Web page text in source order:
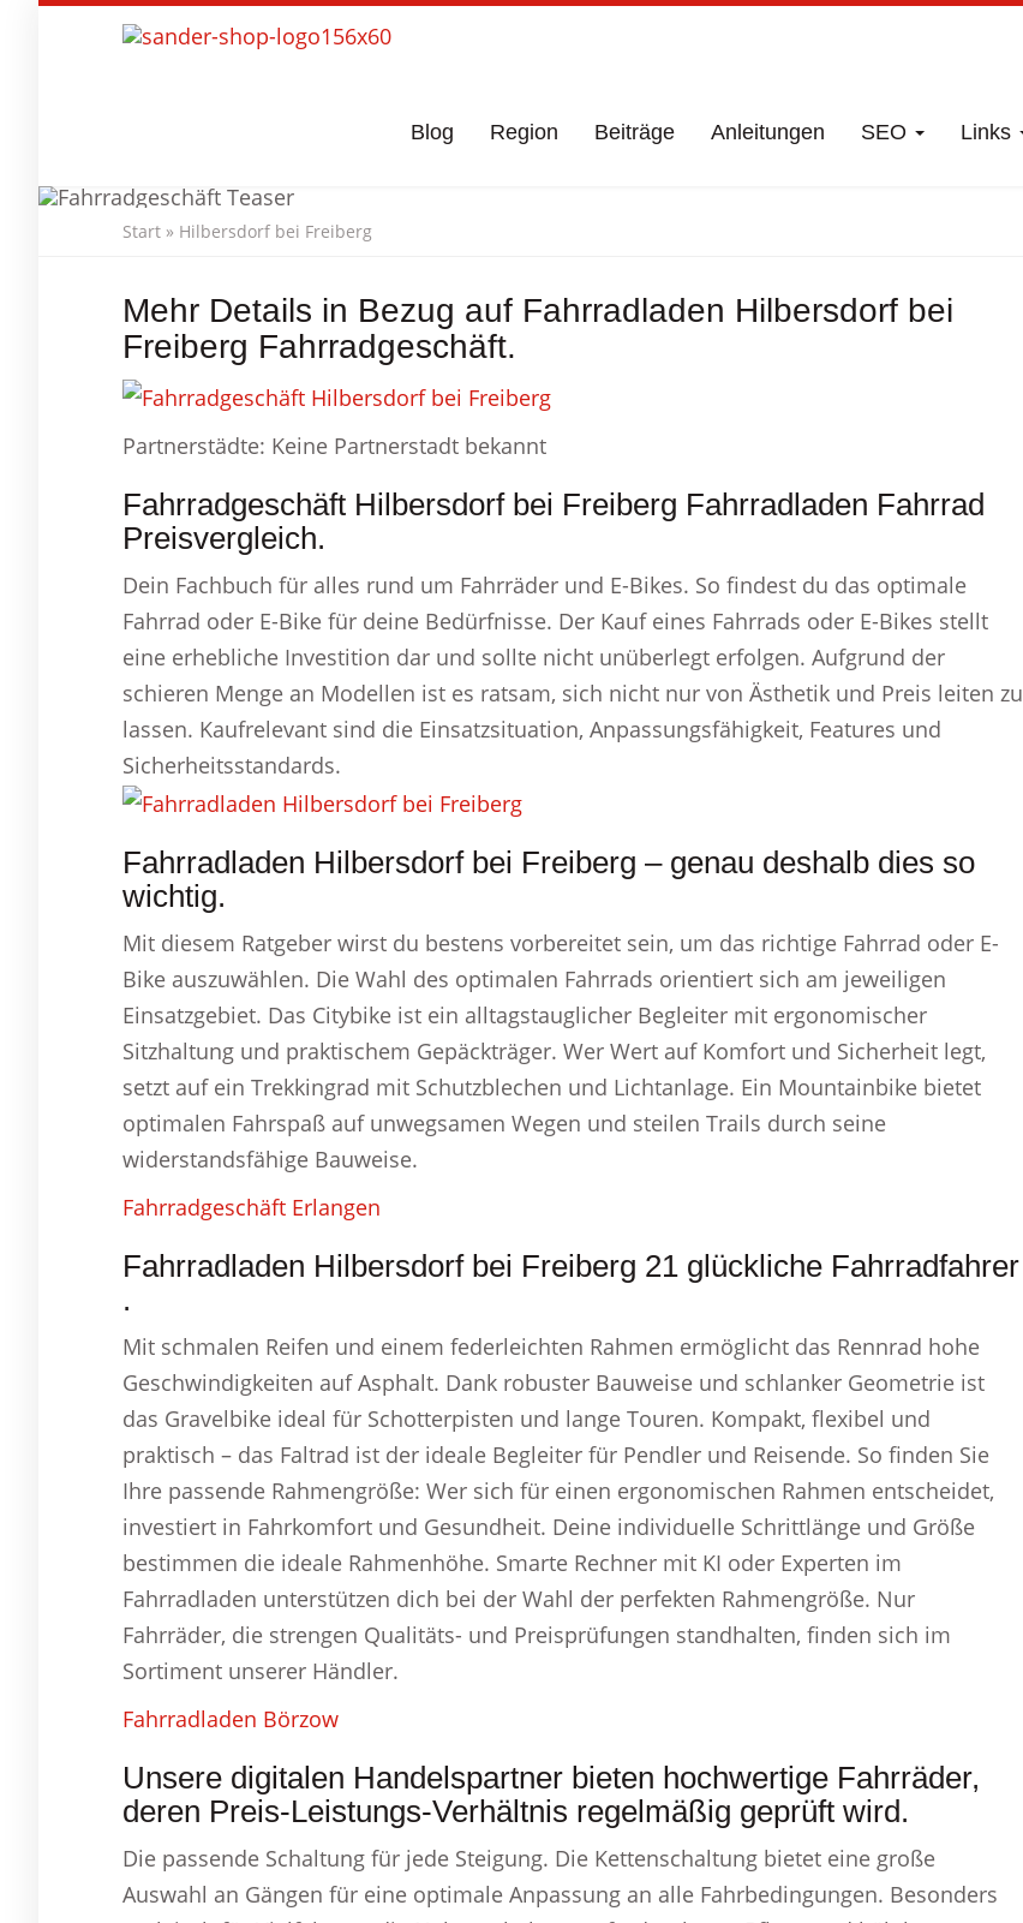
Blog Region Beiträge Anleitungen SEO Links
Start » Hilbersdorf bei Freiberg
Mehr Details in Bezug auf Fahrradladen Hilbersdorf bei
Freiberg Fahrradgeschäft.
Partnerstädte: Keine Partnerstadt bekannt
Fahrradgeschäft Hilbersdorf bei Freiberg Fahrradladen Fahrrad
Preisvergleich.
Dein Fachbuch für alles rund um Fahrräder und E-Bikes. So findest du das optimale
Fahrrad oder E-Bike für deine Bedürfnisse. Der Kauf eines Fahrrads oder E-Bikes stellt
eine erhebliche Investition dar und sollte nicht unüberlegt erfolgen. Aufgrund der
schieren Menge an Modellen ist es ratsam, sich nicht nur von Ästhetik und Preis leiten zu
lassen. Kaufrelevant sind die Einsatzsituation, Anpassungsfähigkeit, Features und
Sicherheitsstandards.
Fahrradladen Hilbersdorf bei Freiberg – genau deshalb dies so
wichtig.
Mit diesem Ratgeber wirst du bestens vorbereitet sein, um das richtige Fahrrad oder E-
Bike auszuwählen. Die Wahl des optimalen Fahrrads orientiert sich am jeweiligen
Einsatzgebiet. Das Citybike ist ein alltagstauglicher Begleiter mit ergonomischer
Sitzhaltung und praktischem Gepäckträger. Wer Wert auf Komfort und Sicherheit legt,
setzt auf ein Trekkingrad mit Schutzblechen und Lichtanlage. Ein Mountainbike bietet
optimalen Fahrspaß auf unwegsamen Wegen und steilen Trails durch seine
widerstandsfähige Bauweise.
Fahrradgeschäft Erlangen
Fahrradladen Hilbersdorf bei Freiberg 21 glückliche Fahrradfahrer
.
Mit schmalen Reifen und einem federleichten Rahmen ermöglicht das Rennrad hohe
Geschwindigkeiten auf Asphalt. Dank robuster Bauweise und schlanker Geometrie ist
das Gravelbike ideal für Schotterpisten und lange Touren. Kompakt, flexibel und
praktisch – das Faltrad ist der ideale Begleiter für Pendler und Reisende. So finden Sie
Ihre passende Rahmengröße: Wer sich für einen ergonomischen Rahmen entscheidet,
investiert in Fahrkomfort und Gesundheit. Deine individuelle Schrittlänge und Größe
bestimmen die ideale Rahmenhöhe. Smarte Rechner mit KI oder Experten im
Fahrradladen unterstützen dich bei der Wahl der perfekten Rahmengröße. Nur
Fahrräder, die strengen Qualitäts- und Preisprüfungen standhalten, finden sich im
Sortiment unserer Händler.
Fahrradladen Börzow
Unsere digitalen Handelspartner bieten hochwertige Fahrräder,
deren Preis-Leistungs-Verhältnis regelmäßig geprüft wird.
Die passende Schaltung für jede Steigung. Die Kettenschaltung bietet eine große
Auswahl an Gängen für eine optimale Anpassung an alle Fahrbedingungen. Besonders